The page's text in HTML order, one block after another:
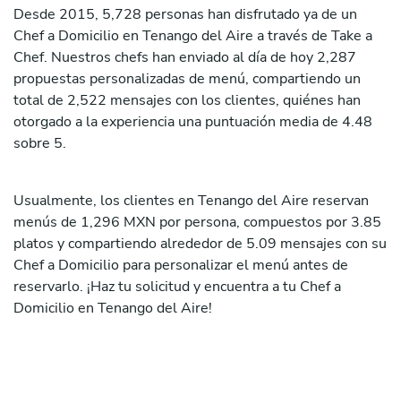
Desde 2015, 5,728 personas han disfrutado ya de un
Chef a Domicilio en Tenango del Aire a través de Take a
Chef. Nuestros chefs han enviado al día de hoy 2,287
propuestas personalizadas de menú, compartiendo un
total de 2,522 mensajes con los clientes, quiénes han
otorgado a la experiencia una puntuación media de 4.48
sobre 5.
Usualmente, los clientes en Tenango del Aire reservan
menús de 1,296 MXN por persona, compuestos por 3.85
platos y compartiendo alrededor de 5.09 mensajes con su
Chef a Domicilio para personalizar el menú antes de
reservarlo. ¡Haz tu solicitud y encuentra a tu Chef a
Domicilio en Tenango del Aire!